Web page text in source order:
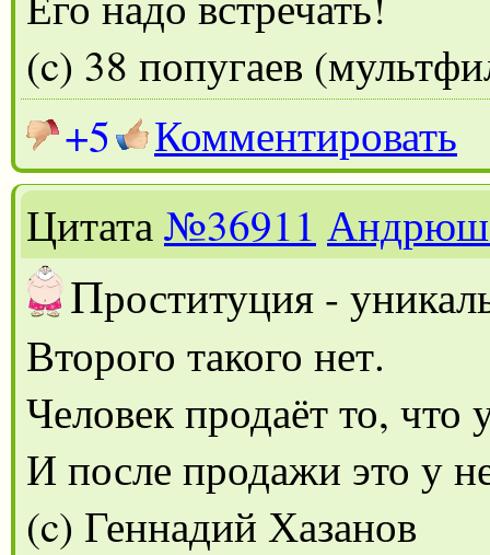
(c) 38 попугаев
+5
Комментировать
Цитата№36911
Проституция -
Второго такого нет.
Человек продаёт то, что
И после продажи это у
(c) Геннадий Хазанов